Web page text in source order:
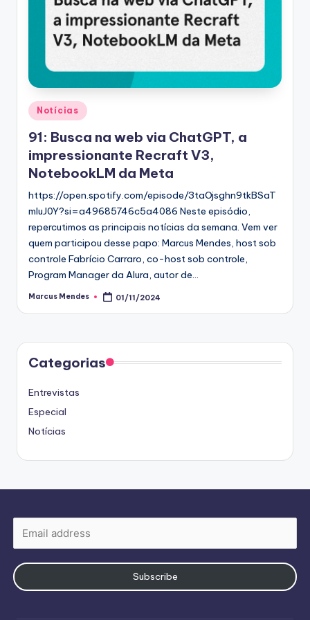
Posted
in
Notícias
91: Busca na web via ChatGPT, a
impressionante Recraft V3,
NotebookLM da Meta
https://open.spotify.com/episode/3taOjsghn9tkBSaT
mIuJ0Y?si=a49685746c5a4086 Neste episódio,
repercutimos as principais notícias da semana. Vem ver
quem participou desse papo: Marcus Mendes, host sob
controle Fabrício Carraro, co-host sob controle,
Program Manager da Alura, autor de…
Posted
Marcus Mendes 01/11/2024
Categorias
Entrevistas
Especial
Notícias
Subscribe